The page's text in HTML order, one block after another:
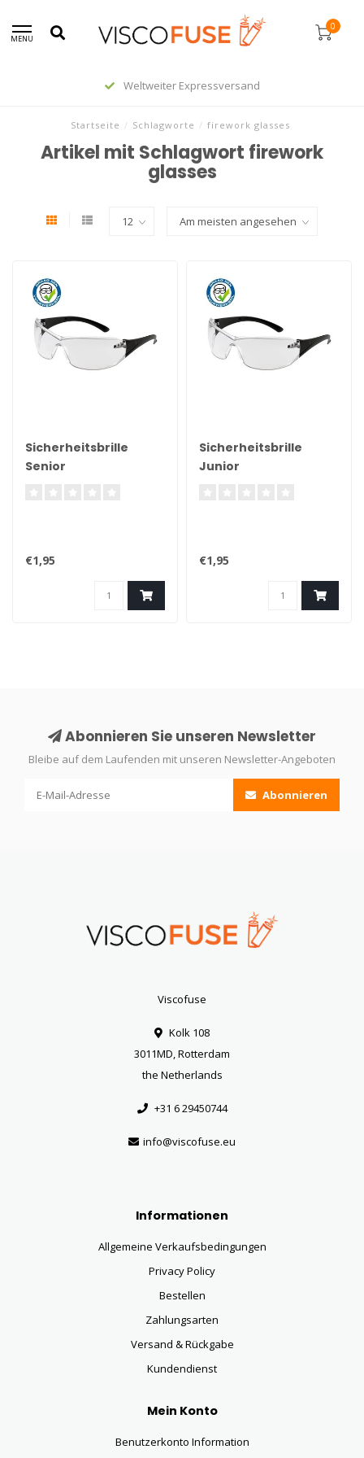
MENU
0
Weltweiter Expressversand
Startseite / Schlagworte / firework glasses
Artikel mit Schlagwort firework
glasses
Sicherheitsbrille
Senior
€1,95
Sicherheitsbrille
Junior
€1,95
Abonnieren Sie unseren Newsletter
Bleibe auf dem Laufenden mit unseren Newsletter-Angeboten
Abonnieren
Viscofuse
Kolk 108
3011MD, Rotterdam
the Netherlands
+31 6 29450744
info@viscofuse.eu
Informationen
Allgemeine Verkaufsbedingungen
Privacy Policy
Bestellen
Zahlungsarten
Versand & Rückgabe
Kundendienst
Mein Konto
Benutzerkonto Information